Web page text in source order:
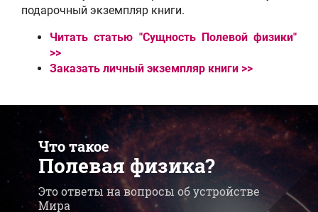
подарочный экземпляр книги.
Читать статью "Сущность Полевой физики"
>>
Заказать личный экземпляр книги >>
Что такое
Полевая физика?
Это ответы на вопросы об устройстве
Мира